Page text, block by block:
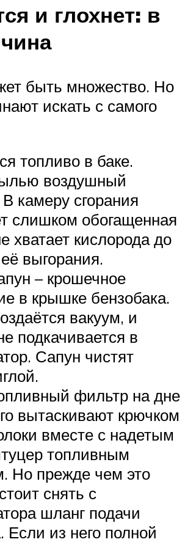
и глохнет: в
быть множество. Но
искать с самого
топливо в баке.
воздушный
камеру сгорания
слишком обогащенная
хватает кислорода до
выгорания.
– крошечное
в крышке бензобака.
вакуум, и
подкачивается в
Сапун чистят
фильтр на дне
вытаскивают крючком
вместе с надетым
топливным
Но прежде чем это
снять с
шланг подачи
Если из него полной